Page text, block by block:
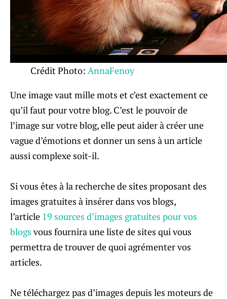
Crédit Photo: AnnaFenoy
Une image vaut mille mots et c’est exactement ce
qu’il faut pour votre blog. C’est le pouvoir de
l’image sur votre blog, elle peut aider à créer une
vague d’émotions et donner un sens à un article
aussi complexe soit-il.
Si vous êtes à la recherche de sites proposant des
images gratuites à insérer dans vos blogs,
l’article 19 sources d’images gratuites pour vos
blogsvous fournira une liste de sites qui vous
permettra de trouver de quoi agrémenter vos
articles.
Ne téléchargez pas d’images depuis les moteurs de